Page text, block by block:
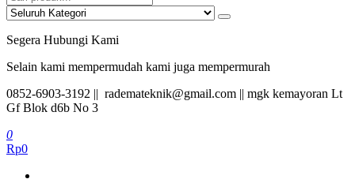
Segera Hubungi Kami
Selain kami mempermudah kami juga mempermurah
0852-6903-3192 || rademateknik@gmail.com || mgk kemayoran Lt
Gf Blok d6b No 3
0
Rp0